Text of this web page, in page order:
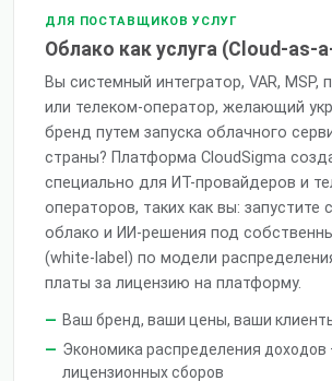
ДЛЯ ПОСТАВЩИКОВ УСЛУГ
Облако как услуга (Cloud-as-
Вы системный интегратор, VAR,
или телеком-оператор, желающий
бренд путем запуска облачного
страны? Платформа CloudSigma
специально для ИТ-провайдеров и
операторов, таких как вы: запустите
облако и ИИ-решения под
(white-label) по модели
платы за лицензию на платформу.
Ваш бренд, ваши цены, ваши
Экономика распределения доходов
лицензионных сборов